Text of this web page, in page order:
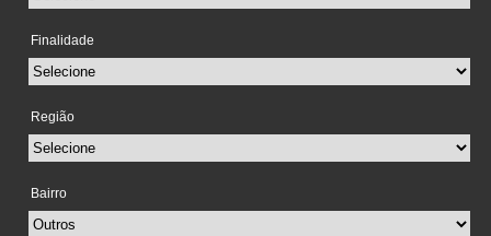
Finalidade
Região
Bairro